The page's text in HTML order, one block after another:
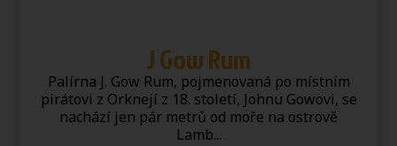
J Gow Rum
Palírna J. Gow Rum, pojmenovaná po místním
pirátovi z Orknejí z 18. století, Johnu Gowovi, se
nachází jen pár metrů od moře na ostrově
Lamb...